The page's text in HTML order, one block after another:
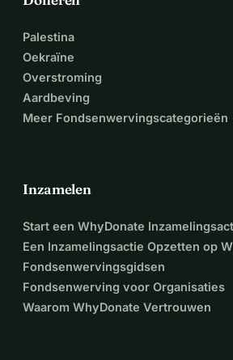
Palestina
Oekraïne
Overstroming
Aardbeving
Meer Fondsenwervingscategorieën
Inzamelen
Start een WhyDonate
Een Inzamelingsactie Opzetten op
Fondsenwervingsgidsen
Fondsenwerving voor Organisaties
Waarom WhyDonate Vertrouwen